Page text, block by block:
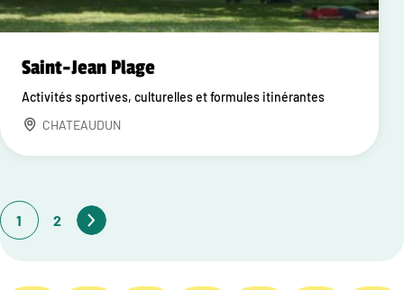
Saint-Jean Plage
Activités sportives, culturelles et formules itinérantes
CHATEAUDUN
1 2